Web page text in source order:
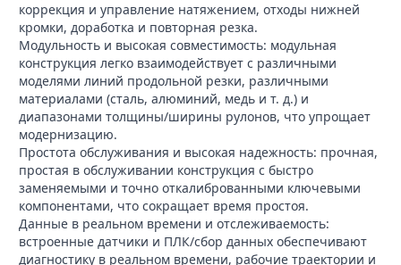
коррекция и управление натяжением, отходы нижней
кромки, доработка и повторная резка.
Модульность и высокая совместимость: модульная
конструкция легко взаимодействует с различными
моделями линий продольной резки, различными
материалами (сталь, алюминий, медь и т. д.) и
диапазонами толщины/ширины рулонов, что упрощает
модернизацию.
Простота обслуживания и высокая надежность: прочная,
простая в обслуживании конструкция с быстро
заменяемыми и точно откалиброванными ключевыми
компонентами, что сокращает время простоя.
Данные в реальном времени и отслеживаемость:
встроенные датчики и ПЛК/сбор данных обеспечивают
диагностику в реальном времени, рабочие траектории и